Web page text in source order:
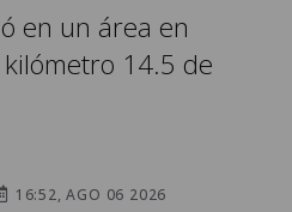
en un área en
14.5 de
16:52, AGO 06 2026